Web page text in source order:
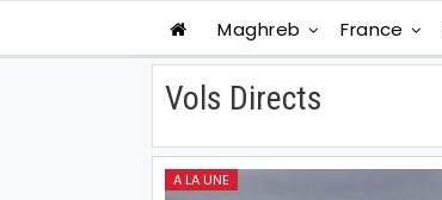
Maghreb France
Vols Directs
A LA UNE